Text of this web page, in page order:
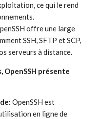
ce qui le rend
offre une large
SSH, SFTP et SCP,
serveurs à distance.
OpenSSH présente
OpenSSH est
en ligne de